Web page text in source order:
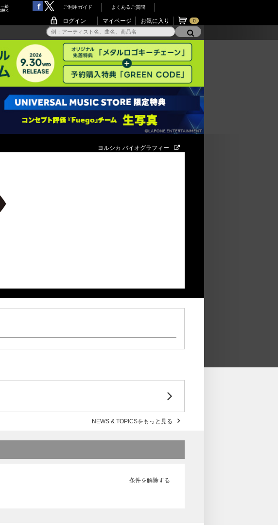
ご利用ガイド よくあるご質問
ログイン マイページ お気に入り 0
ヨルシカ バイオグラフィー
NEWS & TOPICSをもっと見る
条件を解除する